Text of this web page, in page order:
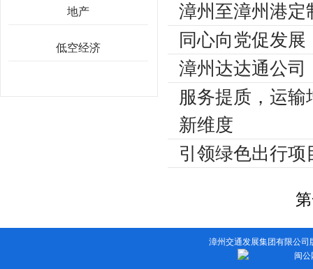
地产
低空经济
漳州至漳州港定
同心向党促发
漳州达达通公司
服务提质，运输
新维度
引领绿色出行
漳州交通发展集团有限公司
闽公